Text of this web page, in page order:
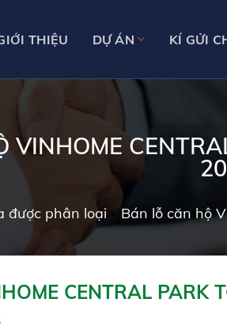
THIỆU DỰ ÁN KÍ GỬI
VINHOME
được phân loại»Bán lỗ căn hộ
CENTRAL PARK